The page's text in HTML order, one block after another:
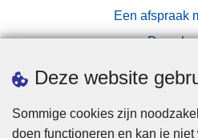
Deze website
Sommige cookies zijn
doen functioneren en kan je
Een afspraak
Pers